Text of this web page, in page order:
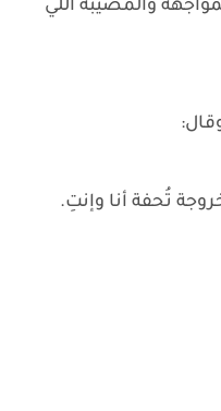
والمصيبة اللي
تُحفة أنا وإنتِ.